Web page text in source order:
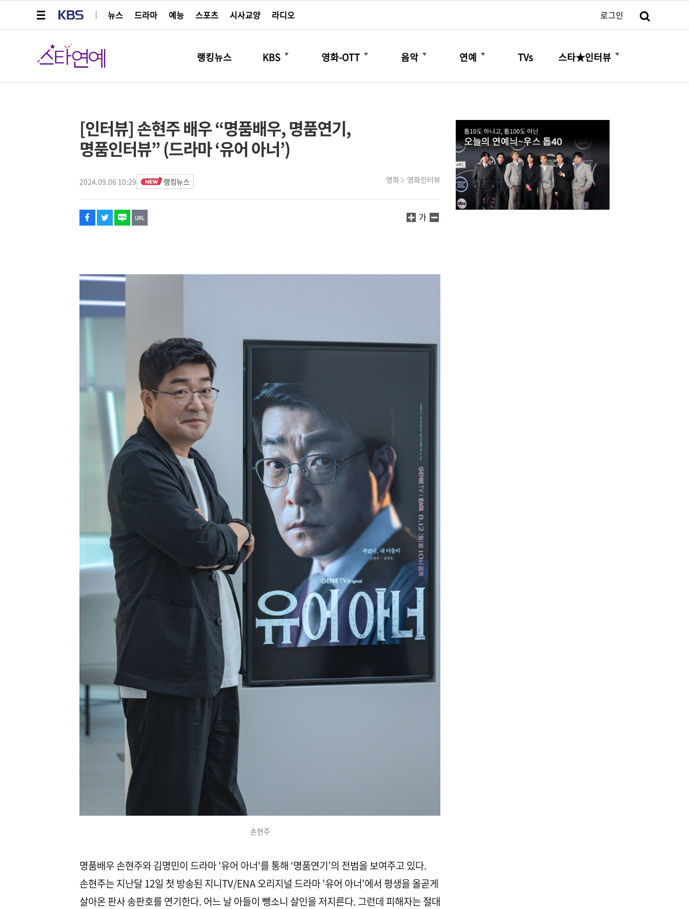
뉴스
드라마 예능 스포츠 시사교양 라디오 로그인
스타연예
랭킹뉴스 KBS
더보기
영화-OTT
더보기
음악
더보기
연예
더보기
TVs 스타★인터뷰
더보기
[인터뷰] 손현주 배우 “명품배우, 명품연기,
명품인터뷰” (드라마 ‘유어 아너’)
2024.09.06 10:29 랭킹뉴스 영화 영화인터뷰
페이스북
트위터
네이버
URL복사
글씨 작게보기
가
글씨 크게보기
손현주
명품배우 손현주와 김명민이 드라마 '유어 아너'를 통해 ‘명품연기’의 전범을 보여주고 있다.
손현주는 지난달 12일 첫 방송된 지니TV/ENA 오리지널 드라마 '유어 아너'에서 평생을 올곧게
살아온 판사 송판호를 연기한다. 어느 날 아들이 뺑소니 살인을 저지른다. 그런데 피해자는 절대
스타박스